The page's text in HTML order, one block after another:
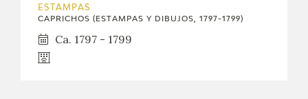
ESTAMPAS
CAPRICHOS (ESTAMPAS Y DIBUJOS, 1797-1799)
Ca. 1797 - 1799